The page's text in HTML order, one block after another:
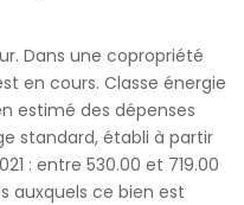
Dans une copropriété
en cours. Classe énergie
estimé des dépenses
standard, établi à partir
: entre 530.00 et 719.00
auxquels ce bien est